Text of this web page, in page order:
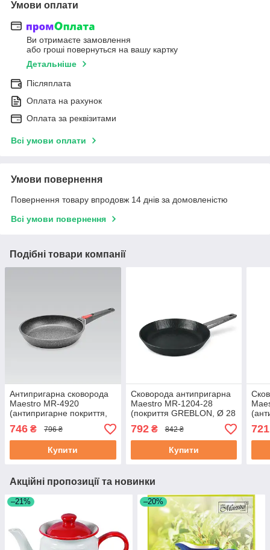
Умови оплати
Ви отримаєте замовлення
або гроші повернуться на вашу картку
Детальніше
Післяплата
Оплата на рахунок
Оплата за реквізитами
Всі умови оплати
Умови повернення
Повернення товару впродовж 14 днів за домовленістю
Всі умови повернення
Подібні товари компанії
Антипригарна сковорода
Maestro MR-4920
(антипригарне покриття,
сковорода Маестро,
Маестро
746 ₴ 796 ₴
Купити
Сковорода антипригарна
Maestro MR-1204-28
(покриття GREBLON, Ø 28
см) | сковорідка Маестро,
сотейник Маестро
792₴ 842 ₴
Купити
721
Акційні пропозиції та новинки
–21% –20%